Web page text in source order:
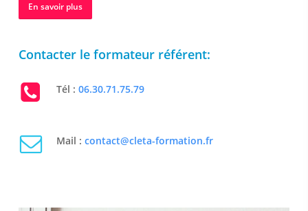
En savoir plus
Contacter le formateur référent:
Tél :06.30.71.75.79
Mail :contact@cleta-formation.fr